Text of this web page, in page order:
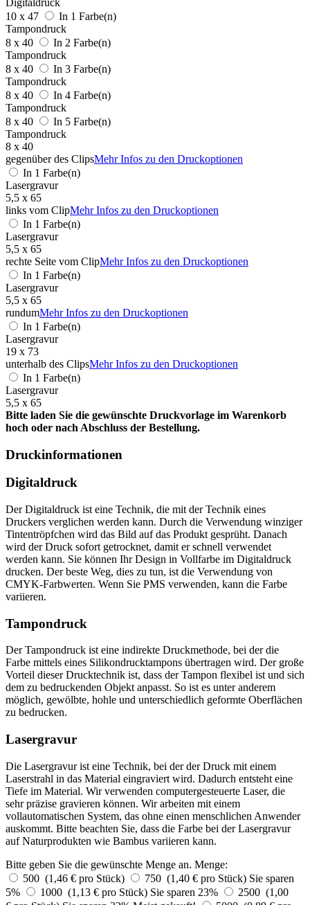
10 x 47
In 1 Farbe(n)
Tampondruck
8 x 40
In 2 Farbe(n)
Tampondruck
8 x 40
In 3 Farbe(n)
Tampondruck
8 x 40
In 4 Farbe(n)
Tampondruck
8 x 40
In 5 Farbe(n)
Tampondruck
8 x 40
gegenüber des ClipsMehr Infos zu den Druckoptionen
In 1 Farbe(n)
Lasergravur
5,5 x 65
links vom ClipMehr Infos zu den Druckoptionen
In 1 Farbe(n)
Lasergravur
5,5 x 65
rechte Seite vom ClipMehr Infos zu den Druckoptionen
In 1 Farbe(n)
Lasergravur
5,5 x 65
rundumMehr Infos zu den Druckoptionen
In 1 Farbe(n)
Lasergravur
19 x 73
unterhalb des ClipsMehr Infos zu den Druckoptionen
In 1 Farbe(n)
Lasergravur
5,5 x 65
Bitte laden Sie die gewünschte Druckvorlage im Warenkorb
hoch oder nach Abschluss der Bestellung.
Druckinformationen
Digitaldruck
Der Digitaldruck ist eine Technik, die mit der Technik eines
Druckers verglichen werden kann. Durch die Verwendung winziger
Tintentröpfchen wird das Bild auf das Produkt gesprüht. Danach
wird der Druck sofort getrocknet, damit er schnell verwendet
werden kann. Sie können Ihr Design in Vollfarbe im Digitaldruck
drucken. Der beste Weg, dies zu tun, ist die Verwendung von
CMYK-Farbwerten. Wenn Sie PMS verwenden, kann die Farbe
variieren.
Tampondruck
Der Tampondruck ist eine indirekte Druckmethode, bei der die
Farbe mittels eines Silikondrucktampons übertragen wird. Der große
Vorteil dieser Drucktechnik ist, dass der Tampon flexibel ist und sich
dem zu bedruckenden Objekt anpasst. So ist es unter anderem
möglich, gewölbte, hohle und unterschiedlich geformte Oberflächen
zu bedrucken.
Lasergravur
Die Lasergravur ist eine Technik, bei der der Druck mit einem
Laserstrahl in das Material eingraviert wird. Dadurch entsteht eine
Tiefe im Material. Wir verwenden computergesteuerte Laser, die
sehr präzise gravieren können. Wir arbeiten mit einem
vollautomatischen System, das ohne einen menschlichen Anwender
auskommt. Bitte beachten Sie, dass die Farbe bei der Lasergravur
auf Naturprodukten wie Bambus variieren kann.
Bitte geben Sie die gewünschte Menge an. Menge:
500 (1,46 € pro Stück)
750 (1,40 € pro Stück) Sie sparen
5%
1000 (1,13 € pro Stück) Sie sparen 23%
2500 (1,00